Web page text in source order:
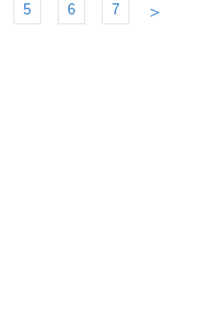
5 6 7 ＞